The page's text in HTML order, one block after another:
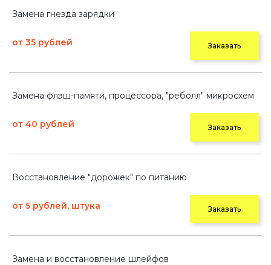
Замена гнезда зарядки
от 35 рублей Заказать
Замена флэш-памяти, процессора, "реболл" микросхем
от 40 рублей Заказать
Восстановление "дорожек" по питанию
от 5 рублей, штука Заказать
Замена и восстановление шлейфов